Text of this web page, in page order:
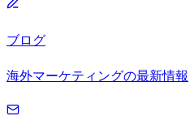
ブログ
海外マーケティングの最新情報